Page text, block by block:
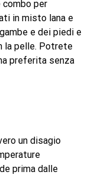
per
in misto lana e
e dei piedi e
la pelle. Potrete
preferita senza
un disagio
prima dalle